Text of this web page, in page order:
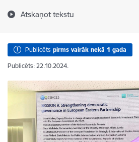
Atskaņot tekstu
Publicēts pirms vairāk nekā 1 gada
Publicēts: 22.10.2024.